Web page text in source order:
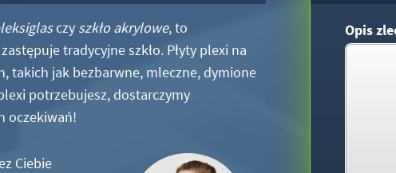
czy szkło akrylowe, to
tradycyjne szkło. Płyty plexi na
takich jak bezbarwne, mleczne, dymione
potrzebujesz, dostarczymy
oczekiwań!
Ciebie
Opis